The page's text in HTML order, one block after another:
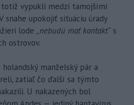
vypukli medzi tamojšími
snahe upokojiť situáciu úrady
lode „nebudú mať kontakt“ s
ostrovov.
manželský pár a
zatiaľ čo ďalší sa týmto
U nakazených bol